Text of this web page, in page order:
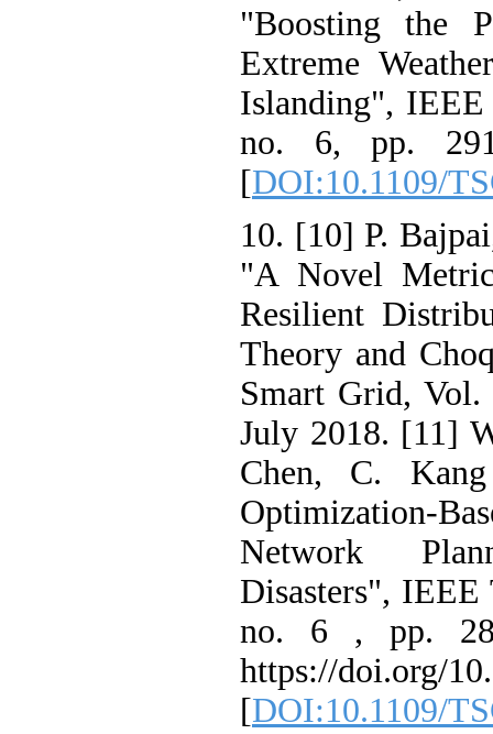
"Boosting the
Extreme
Islanding",
no. 6, pp.
[DOI:10.1109/
10. [10] P.
"A Novel
Resilient
Theory and
Smart Grid,
July 2018. [11]
Chen, C.
Optimization-
Network
Disasters",
no. 6 , pp.
https://doi.org/
[DOI:10.1109/